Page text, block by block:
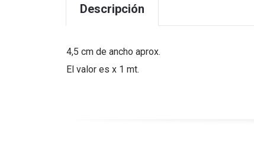
Descripción
4,5 cm de ancho aprox.
El valor es x 1 mt.